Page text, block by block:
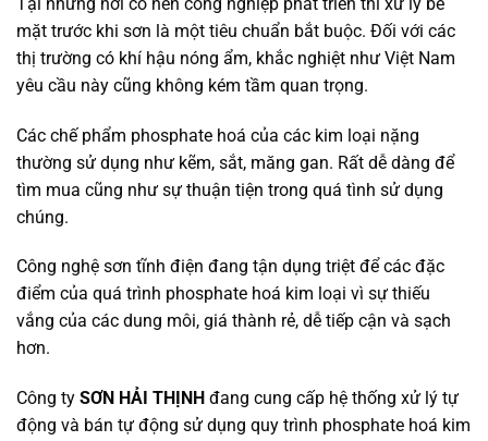
mặt trước khi sơn là một tiêu chuẩn bắt buộc. Đối với các
thị trường có khí hậu nóng ẩm, khắc nghiệt như Việt Nam
yêu cầu này cũng không kém tầm quan trọng.
Các chế phẩm phosphate hoá của các kim loại nặng
thường sử dụng như kẽm, sắt, măng gan. Rất dễ dàng để
tìm mua cũng như sự thuận tiện trong quá tình sử dụng
chúng.
Công nghệ sơn tĩnh điện đang tận dụng triệt để các đặc
điểm của quá trình phosphate hoá kim loại vì sự thiếu
vắng của các dung môi, giá thành rẻ, dễ tiếp cận và sạch
hơn.
Công ty SƠN HẢI THỊNH đang cung cấp hệ thống xử lý tự
động và bán tự động sử dụng quy trình phosphate hoá kim